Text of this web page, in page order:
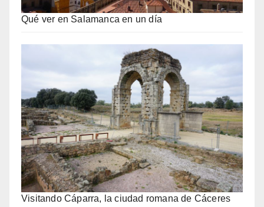
Qué ver en Salamanca en un día
Visitando Cáparra, la ciudad romana de Cáceres